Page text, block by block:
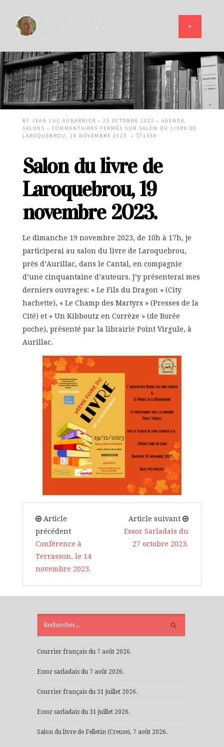
BY JEAN LUC AUBARBIER • 25 OCTOBRE 2023 • AGENDA,
SALONS • COMMENTAIRES FERMÉS SUR SALON DU LIVRE DE
LAROQUEBROU, 19 NOVEMBRE 2023. • 1454
Salon du livre de
Laroquebrou, 19
novembre 2023.
Le dimanche 19 novembre 2023, de 10h à 17h, je
participerai au salon du livre de Laroquebrou,
près d’Aurillac, dans le Cantal, en compagnie
d’une cinquantaine d’auteurs. J’y présenterai mes
derniers ouvrages: « Le Fils du Dragon » (City
hachette), « Le Champ des Martyrs » (Presses de la
Cité) et « Un Kibboutz en Corrèze » (de Borée
poche), présenté par la librairie Point Virgule, à
Aurillac.
Article
précédent
Conférence à
Terrasson, le 14
novembre 2023.
Article suivant
Essor Sarladais du
27 octobre 2023.
Courrier français du 7 août 2026.
Essor sarladais du 7 août 2026.
Courrier français du 31 juillet 2026.
Essor sarladais du 31 juillet 2026.
Salon du livre de Felletin (Creuse), 7 août 2026.